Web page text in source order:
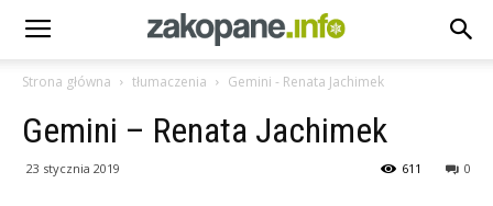
Strona główna tłumaczenia Gemini - Renata Jachimek
Gemini – Renata Jachimek
23 stycznia 2019 0
611